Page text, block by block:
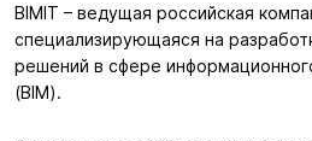
BIMIT – ведущая российская
специализирующаяся на
решений в сфере
(BIM).